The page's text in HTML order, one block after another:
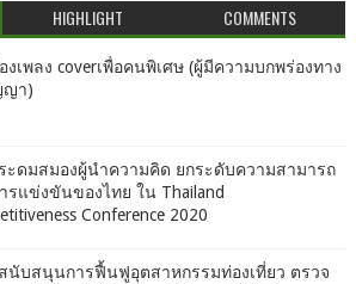
HIGHLIGHT COMMENTS
งเพลง coverเพื่อคนพิเศษ (ผู้มีความบกพร่องทาง
า)
ะดมสมองผู้นำความคิด ยกระดับความสามารถ
รแข่งขันของไทย ใน Thailand
Conference 2020
นับสนุนการฟื้นฟูอุตสาหกรรมท่องเที่ยว ตรวจ